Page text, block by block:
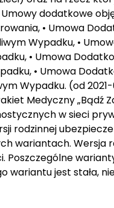
dodatkowe
• Umowa
Wypadku, •
• Umowa
• Umowa
Wypadku. (od
Medyczny „Bądź
w sieci
rodzinnej
wariantach. Wersja
Poszczególne
wariantu jest stała,